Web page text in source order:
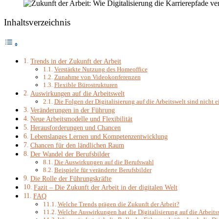
Inhaltsverzeichnis
Trends in der Zukunft der Arbeit
Verstärkte Nutzung des Homeoffice
Zunahme von Videokonferenzen
Flexible Bürostrukturen
Auswirkungen auf die Arbeitswelt
Die Folgen der Digitalisierung auf die Arbeitswelt sind nicht
Veränderungen in der Führung
Neue Arbeitsmodelle und Flexibilität
Herausforderungen und Chancen
Lebenslanges Lernen und Kompetenzentwicklung
Chancen für den ländlichen Raum
Der Wandel der Berufsbilder
Die Auswirkungen auf die Berufswahl
Beispiele für veränderte Berufsbilder
Die Rolle der Führungskräfte
Fazit – Die Zukunft der Arbeit in der digitalen Welt
FAQ
Welche Trends prägen die Zukunft der Arbeit?
Welche Auswirkungen hat die Digitalisierung auf die